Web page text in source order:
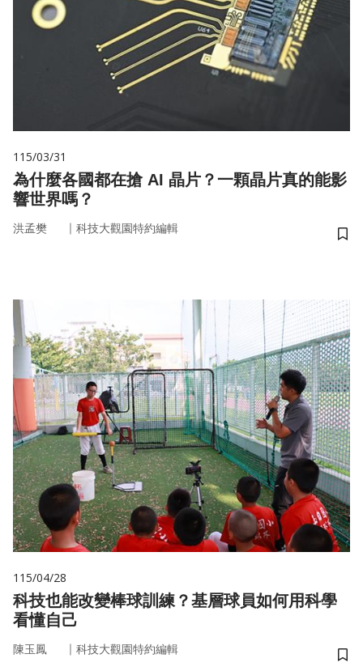
115/03/31
為什麼各國都在搶 AI 晶片？一顆晶片真的能影
響世界嗎？
洪孟樊 ｜ 科技大觀園特約編輯
儲
115/04/28
科技也能改變棒球訓練？基層球員如何用科學
看懂自己
陳玉鳳 ｜ 科技大觀園特約編輯
儲